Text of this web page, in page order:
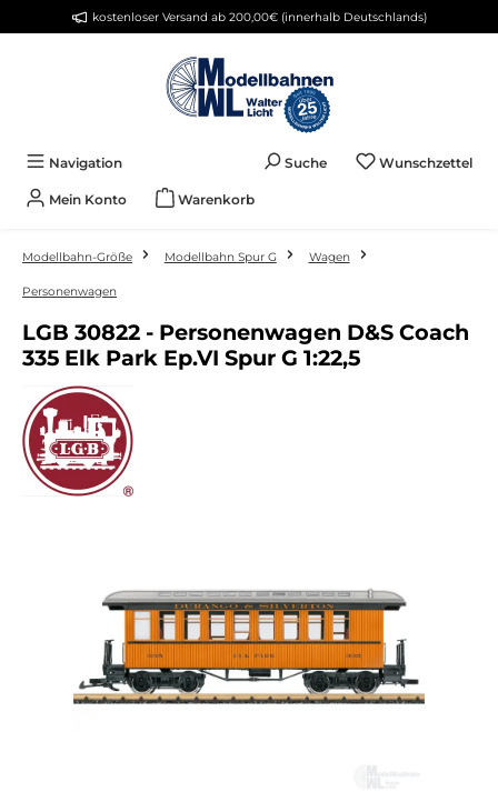
Zum Hauptinhalt springenkostenloser Versand ab 200,00€ (innerhalb Deutschlands)
Navigation Suche WunschzettelDu
Mein Konto Warenkorb
Modellbahn-Größe Modellbahn Spur G Wagen
Personenwagen
LGB 30822 - Personenwagen D&S Coach
335 Elk Park Ep.VI Spur G 1:22,5